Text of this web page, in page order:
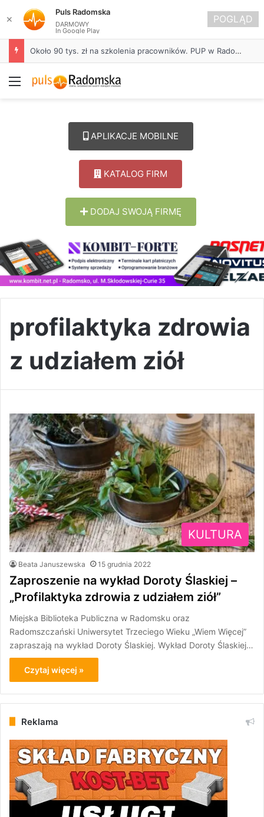
Około 90 tys. zł na szkolenia pracowników. PUP w Radomsku ogłasza nabór wniosków
Menu
APLIKACJE MOBILNE
KATALOG FIRM
DODAJ SWOJĄ FIRMĘ
profilaktyka zdrowia
z udziałem ziół
KULTURA
Beata Januszewska 15 grudnia 2022
Zaproszenie na wykład Doroty Ślaskiej –
„Profilaktyka zdrowia z udziałem ziół”
Miejska Biblioteka Publiczna w Radomsku oraz
Radomszczański Uniwersytet Trzeciego Wieku „Wiem Więcej”
zapraszają na wykład Doroty Ślaskiej. Wykład Doroty Ślaskiej…
Czytaj więcej »
Reklama
✕
Puls Radomska
DARMOWY
In Google Play
POGLĄD